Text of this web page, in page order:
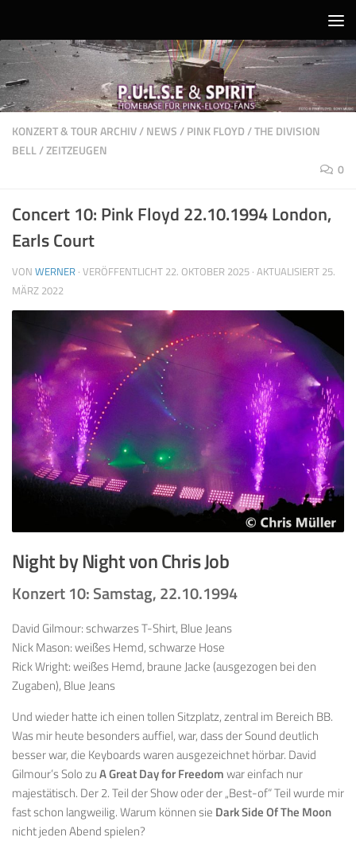
KONZERT & TOUR ARCHIV/NEWS/PINK FLOYD/THE DIVISION
BELL/ZEITZEUGEN
0
Concert 10: Pink Floyd 22.10.1994 London,
Earls Court
VON WERNER · VERÖFFENTLICHT 22. OKTOBER 2025 · AKTUALISIERT 25.
MÄRZ 2022
Night by Night von Chris Job
Konzert 10: Samstag, 22.10.1994
David Gilmour: schwarzes T-Shirt, Blue Jeans
Nick Mason: weißes Hemd, schwarze Hose
Rick Wright: weißes Hemd, braune Jacke (ausgezogen bei den
Zugaben), Blue Jeans
Und wieder hatte ich einen tollen Sitzplatz, zentral im Bereich BB.
Was mir heute besonders auffiel, war, dass der Sound deutlich
besser war, die Keyboards waren ausgezeichnet hörbar. David
Gilmour’s Solo zuA Great Day for Freedomwar einfach nur
majestätisch. Der 2. Teil der Show oder der „Best-of“ Teil wurde mir
fast schon langweilig. Warum können sie Dark Side Of The Moon
nicht jeden Abend spielen?